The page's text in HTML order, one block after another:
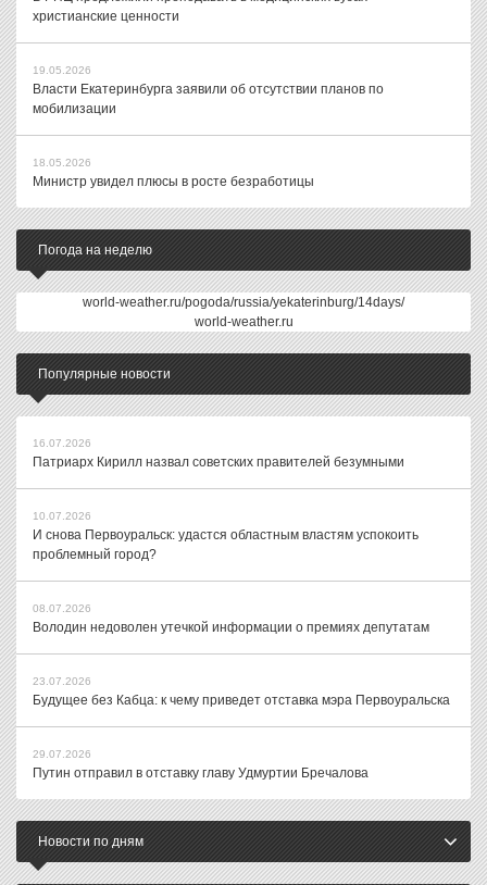
христианские ценности
19.05.2026
Власти Екатеринбурга заявили об отсутствии планов по
мобилизации
18.05.2026
Министр увидел плюсы в росте безработицы
Погода на неделю
world-weather.ru/pogoda/russia/yekaterinburg/14days/
world-weather.ru
Популярные новости
16.07.2026
Патриарх Кирилл назвал советских правителей безумными
10.07.2026
И снова Первоуральск: удастся областным властям успокоить
проблемный город?
08.07.2026
Володин недоволен утечкой информации о премиях депутатам
23.07.2026
Будущее без Кабца: к чему приведет отставка мэра Первоуральска
29.07.2026
Путин отправил в отставку главу Удмуртии Бречалова
Новости по дням